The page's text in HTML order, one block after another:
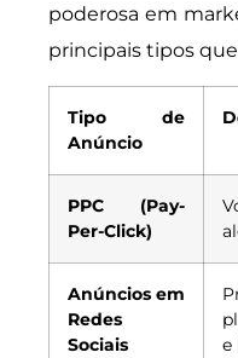
poderosa em
principais tipos
Tipo de
Anúncio
PPC (Pay-
Per-Click)
Anúncios em
Redes
Sociais
e